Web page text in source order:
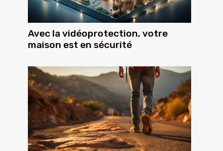
Avec la vidéoprotection, votre
maison est en sécurité